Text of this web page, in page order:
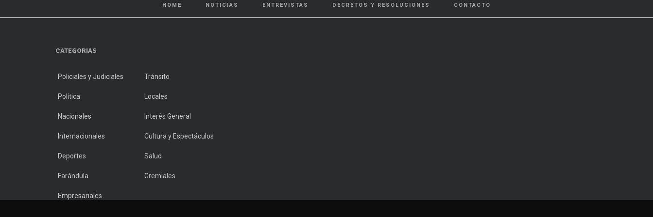
HOME NOTICIAS ENTREVISTAS DECRETOS Y RESOLUCIONES CONTACTO
CATEGORIAS
Policiales y Judiciales Tránsito
Política Locales
Nacionales Interés General
Internacionales Cultura y Espectáculos
Deportes Salud
Farándula Gremiales
Empresariales